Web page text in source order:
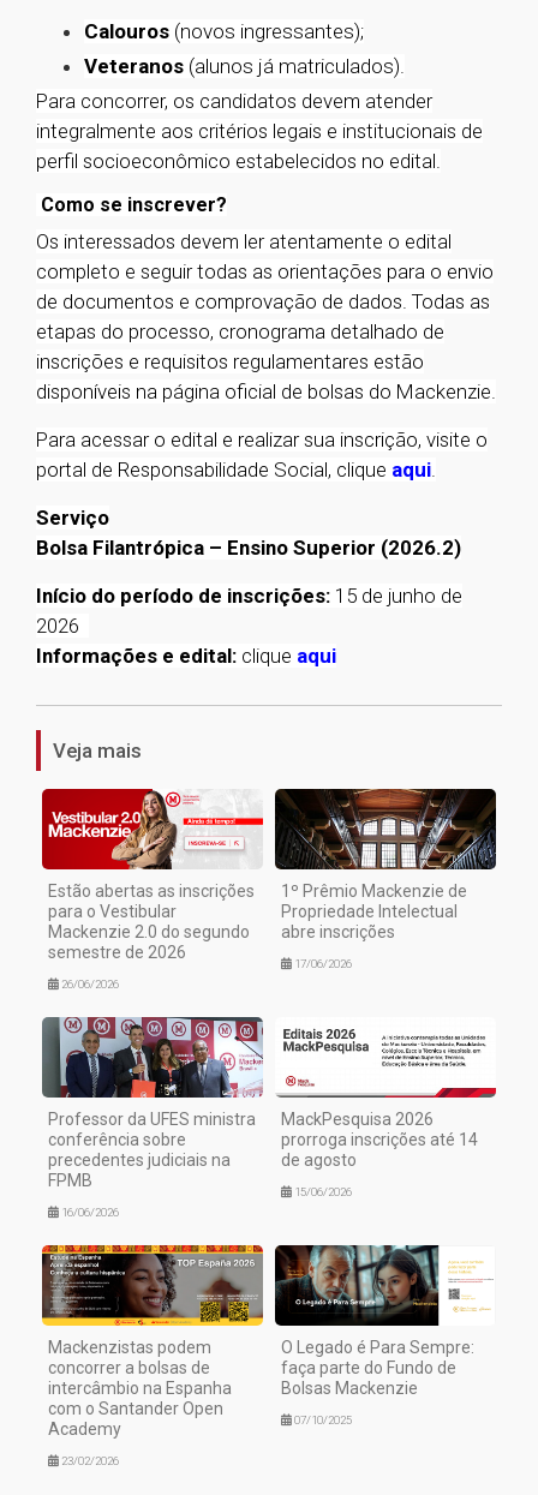
Calouros (novos ingressantes);
Veteranos (alunos já matriculados).
Para concorrer, os candidatos devem atender
integralmente aos critérios legais e institucionais de
perfil socioeconômico estabelecidos no edital.
Como se inscrever?
Os interessados devem ler atentamente o edital
completo e seguir todas as orientações para o envio
de documentos e comprovação de dados. Todas as
etapas do processo, cronograma detalhado de
inscrições e requisitos regulamentares estão
disponíveis na página oficial de bolsas do Mackenzie.
Para acessar o edital e realizar sua inscrição, visite o
portal de Responsabilidade Social, clique aqui.
Serviço
Bolsa Filantrópica – Ensino Superior (2026.2)
Início do período de inscrições: 15 de junho de
2026
Informações e edital: clique aqui
1
Veja mais
Estão abertas as inscrições
para o Vestibular
Mackenzie 2.0 do segundo
semestre de 2026
26/06/2026
1º Prêmio Mackenzie de
Propriedade Intelectual
abre inscrições
17/06/2026
Professor da UFES ministra
conferência sobre
precedentes judiciais na
FPMB
16/06/2026
MackPesquisa 2026
prorroga inscrições até 14
de agosto
15/06/2026
Mackenzistas podem
concorrer a bolsas de
intercâmbio na Espanha
com o Santander Open
Academy
23/02/2026
O Legado é Para Sempre:
faça parte do Fundo de
Bolsas Mackenzie
07/10/2025